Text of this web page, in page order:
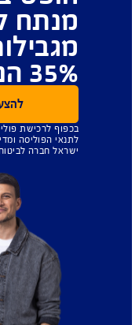
ביטוח
שנותן
חופש
מנתח
להצעת
בכפוף לרכישת פוליסת
לתנאי הפוליסה
ישראל חברה לביטוח